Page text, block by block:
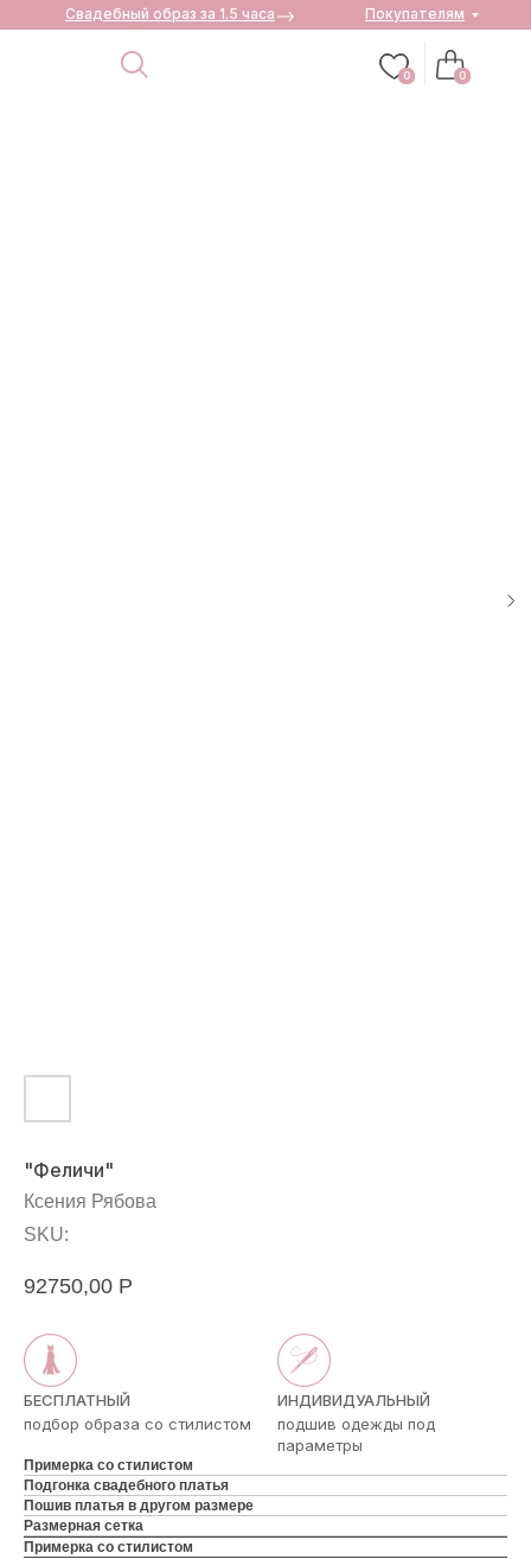
0
0
Покупателям
Свадебный образ за 1.5 часа
"Феличи"
Ксения Рябова
SKU:
92750,00 Р
БЕСПЛАТНЫЙ
подбор образа со стилистом
ИНДИВИДУАЛЬНЫЙ
подшив одежды под
параметры
Примерка со стилистом
Подгонка свадебного платья
Пошив платья в другом размере
Размерная сетка
Примерка со стилистом